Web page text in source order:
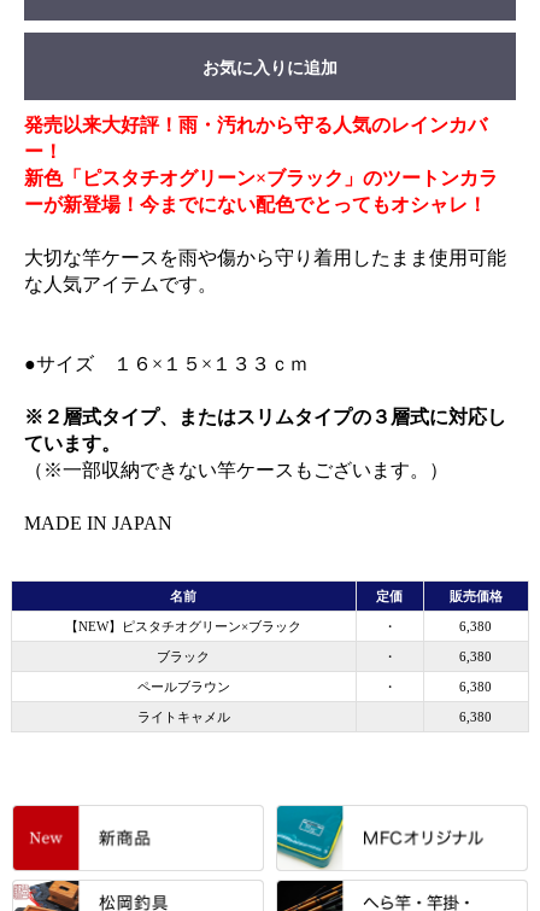
お気に入りに追加
発売以来大好評！雨・汚れから守る人気のレインカバ
ー！
新色「ピスタチオグリーン×ブラック」のツートンカラ
ーが新登場！今までにない配色でとってもオシャレ！
大切な竿ケースを雨や傷から守り着用したまま使用可能
な人気アイテムです。
●サイズ １６×１５×１３３ｃｍ
※２層式タイプ、またはスリムタイプの３層式に対応し
ています。
（※一部収納できない竿ケースもございます。）
MADE IN JAPAN
名前 定価 販売価格
【NEW】ピスタチオグリーン×ブラック ・ 6,380
ブラック ・ 6,380
ペールブラウン ・ 6,380
ライトキャメル 6,380
すべて